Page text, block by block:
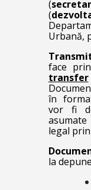
(
(
Urbană,
face
transfer
în
vor fi
legal
la